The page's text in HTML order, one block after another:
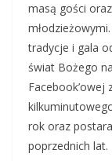
masą gości
tradycje i gala
świat Bożego
rok oraz
poprzednich lat.